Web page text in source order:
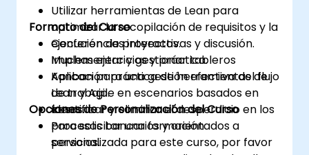
Utilizar herramientas de Lean para
optimizar la recopilación de requisitos y la
ejecución de proyectos.
Implementar y gestionar tableros
Kanban para una gestión efectiva del flujo
de trabajo.
Identificar y eliminar el desperdicio en los
procesos bancarios y orientados a
servicios.
Formato del Curso
Conferencias interactivas y discusión.
Muchas ejercicios y práctica.
Aplicación práctica de herramientas de
Lean y Agile en escenarios basados en
casos.
Opciones de Personalización del Curso
Para solicitar una formación
personalizada para este curso, por favor